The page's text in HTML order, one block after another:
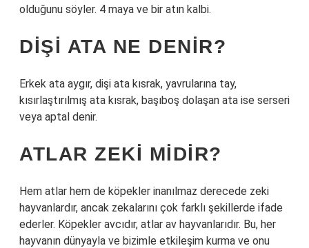
olduğunu söyler. 4 maya ve bir atın kalbi.
DIŞI ATA NE DENIR?
Erkek ata aygır, dişi ata kısrak, yavrularına tay,
kısırlaştırılmış ata kısrak, başıboş dolaşan ata ise serseri
veya aptal denir.
ATLAR ZEKI MIDIR?
Hem atlar hem de köpekler inanılmaz derecede zeki
hayvanlardır, ancak zekalarını çok farklı şekillerde ifade
ederler. Köpekler avcıdır, atlar av hayvanlarıdır. Bu, her
hayvanın dünyayla ve bizimle etkileşim kurma ve onu